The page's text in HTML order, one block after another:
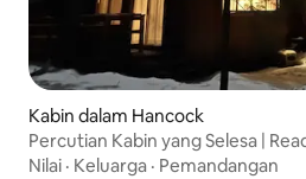
Kabin dalam Hancock
Percutian Kabin yang Selesa |
Nilai · Keluarga · Pemandangan